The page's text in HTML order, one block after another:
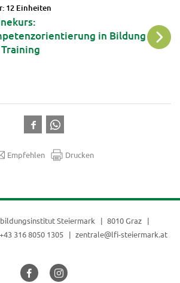
12 Einheiten
in Bildung
Aug
Empfehlen Drucken
Steiermark
8010 Graz
+43 316 8050 1305 zentrale@lfi-steiermark.at